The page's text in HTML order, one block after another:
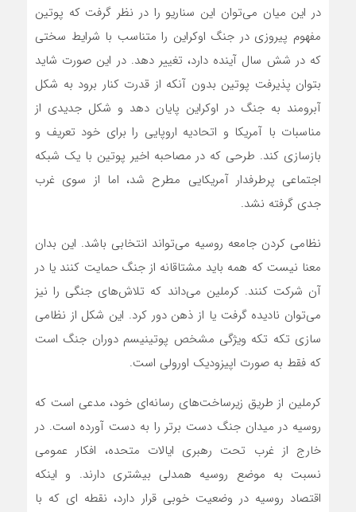
در این میان می‌توان این سناریو را در نظر گرفت که پوتین
مفهوم پیروزی در جنگ اوکراین را متناسب با شرایط سختی
که در شش سال آینده دارد، تغییر دهد. در این صورت شاید
بتوان پذیرفت پوتین بدون آنکه از قدرت کنار برود به شکل
آبرومند به جنگ در‌ اوکراین پایان دهد و شکل جدیدی از
مناسبات با آمریکا‌ و اتحادیه اروپایی را برای خود تعریف و
بازسازی کند‌. طرحی که در مصاحبه اخیر پوتین با یک شبکه
اجتماعی پرطرفدار آمریکایی مطرح شد، اما از سوی غرب
جدی گرفته نشد.‌
نظامی کردن جامعه روسیه می‌تواند انتخابی باشد. این بدان
معنا نیست که همه باید مشتاقانه از جنگ حمایت کنند یا در
آن شرکت کنند. کرملین می‌داند که تلاش‌های جنگی را نیز
می‌توان نادیده گرفت یا از ذهن دور کرد. این شکل از نظامی
سازی تکه تکه ویژگی مشخص پوتینیسم دوران جنگ است
که فقط به صورت اپیزودیک اورولی است.
کرملین از طریق زیرساخت‌های رسانه‌ای خود، مدعی است که
روسیه در میدان جنگ دست برتر را به دست آورده است. در
خارج از غرب تحت رهبری ایالات متحده، افکار عمومی
نسبت به موضع روسیه همدلی بیشتری دارند. و اینکه
اقتصاد روسیه در وضعیت خوبی قرار دارد، نقطه ای که با